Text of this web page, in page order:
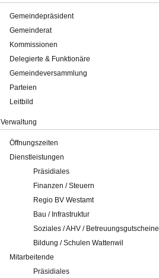
Gemeindepräsident
Gemeinderat
Kommissionen
Delegierte & Funktionäre
Gemeindeversammlung
Parteien
Leitbild
Verwaltung
Öffnungszeiten
Dienstleistungen
Präsidiales
Finanzen / Steuern
Regio BV Westamt
Bau / Infrastruktur
Soziales / AHV / Betreuungsgutscheine
Bildung / Schulen Wattenwil
Mitarbeitende
Präsidiales